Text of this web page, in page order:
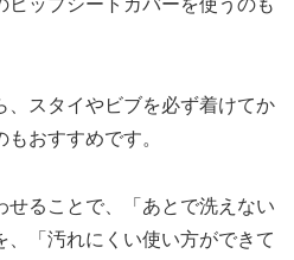
ヒップシートカバーを使うのも
、スタイやビブを必ず着けてか
おすすめです。​
せることで、「あとで洗えない
「汚れにくい使い方ができて